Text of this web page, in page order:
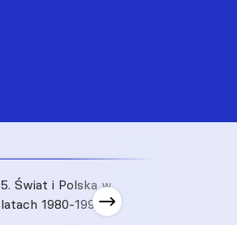
5. Świat i Polska w
latach 1980-1991